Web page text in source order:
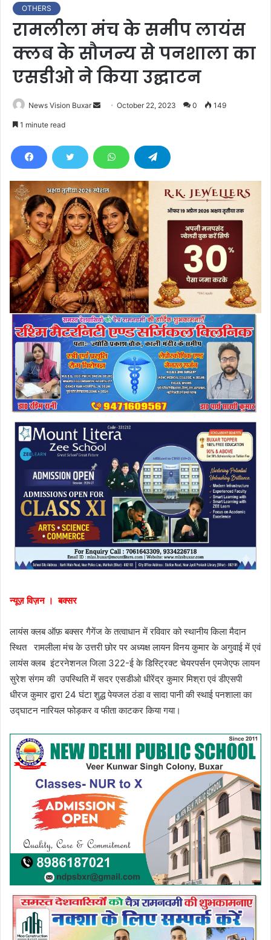
OTHERS
रामलीला मंच के समीप लायंस
क्लब के सौजन्य से पनशाला का
एसडीओ ने किया उद्घाटन
News Vision Buxar
d
e
m
a
i
l
October 22, 2023 0 149
1 minute read
न्यूज़ विज़न । बक्सर
लायंस क्लब ऑफ़ बक्सर गैगेंज के तत्वाधान में रविवार को स्थानीय किला मैदान
स्थित रामलीला मंच के उत्तरी छोर पर अध्यक्ष लायन विनय कुमार के अगुवाई में एवं
लायंस क्लब इंटरनेशनल जिला 322-ई के डिस्ट्रिक्ट चेयरपर्सन एमजेएफ लायन
सुरेश संगम की उपस्थिति में सदर एसडीओ धीरेंद्र कुमार मिश्रा एवं डीएसपी
धीरज कुमार द्वारा 24 घंटा शुद्ध पेयजल ठंडा व सादा पानी की स्थाई पनशाला का
उद्घाटन नारियल फोड़कर व फीता काटकर किया गया।